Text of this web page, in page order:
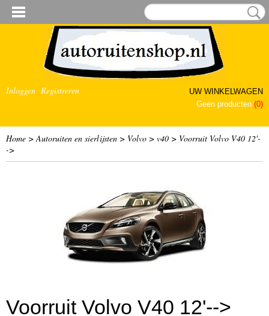
Inloggen Registreren
UW WINKELWAGEN
Geen producten (0)
Home >Autoruiten en sierlijsten > Volvo > v40 > Voorruit Volvo V40 12'-
->
Voorruit Volvo V40 12'-->